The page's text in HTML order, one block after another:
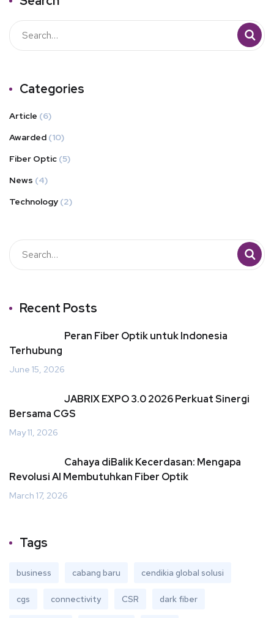
Categories
Article (6)
Awarded (10)
Fiber Optic (5)
News (4)
Technology (2)
Recent Posts
Peran Fiber Optik untuk Indonesia
Terhubung
June 15, 2026
JABRIX EXPO 3.0 2026 Perkuat Sinergi
Bersama CGS
May 11, 2026
Cahaya diBalik Kecerdasan: Mengapa
Revolusi AI Membutuhkan Fiber Optik
March 17, 2026
Tags
business cabang baru cendikia global solusi
cgs connectivity CSR dark fiber